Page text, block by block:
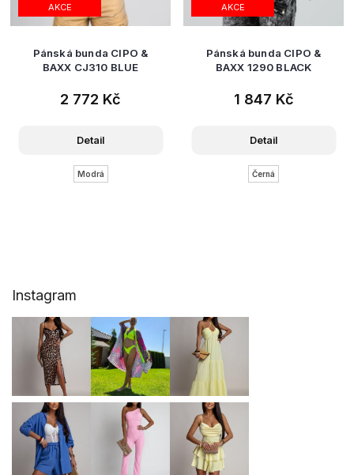
AKCE
Pánská bunda CIPO &
BAXX CJ310 BLUE
2 772 Kč
Detail
Modrá
AKCE
Pánská bunda CIPO &
BAXX 1290 BLACK
1 847 Kč
Detail
Černá
Instagram